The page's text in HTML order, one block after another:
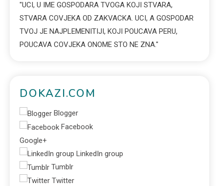
"UCI, U IME GOSPODARA TVOGA KOJI STVARA,
STVARA COVJEKA OD ZAKVACKA. UCI, A GOSPODAR
TVOJ JE NAJPLEMENITIJI, KOJI POUCAVA PERU,
POUCAVA COVJEKA ONOME STO NE ZNA."
DOKAZI.COM
Blogger
Facebook
Google+
LinkedIn group
Tumblr
Twitter